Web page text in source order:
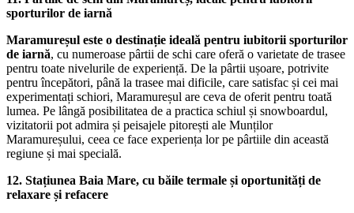
sporturilor de iarnă
Maramureșul este o destinație ideală pentru iubitorii sporturilor
de iarnă, cu numeroase pârtii de schi care oferă o varietate de trasee
pentru toate nivelurile de experiență. De la pârtii ușoare, potrivite
pentru începători, până la trasee mai dificile, care satisfac și cei mai
experimentați schiori, Maramureșul are ceva de oferit pentru toată
lumea. Pe lângă posibilitatea de a practica schiul și snowboardul,
vizitatorii pot admira și peisajele pitorești ale Munților
Maramureșului, ceea ce face experiența lor pe pârtiile din această
regiune și mai specială.
12. Stațiunea Baia Mare, cu băile termale și oportunități de
relaxare și refacere